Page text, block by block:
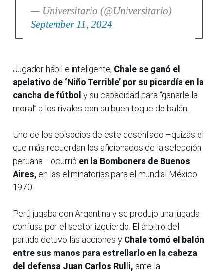
— Universitario (@Universitario)
September 11, 2024
Jugador hábil e inteligente, Chale se ganó el
apelativo de ‘Niño Terrible’ por su picardía en la
cancha de fútbol y su capacidad para “ganarle la
moral” a los rivales con su buen toque de balón.
Uno de los episodios de este desenfado –quizás el
que más recuerdan los aficionados de la selección
peruana– ocurrió en la Bombonera de Buenos
Aires, en las eliminatorias para el mundial México
1970.
Perú jugaba con Argentina y se produjo una jugada
confusa por el sector izquierdo. El árbitro del
partido detuvo las acciones y Chale tomó el balón
entre sus manos para estrellarlo en la cabeza
del defensa Juan Carlos Rulli, ante la